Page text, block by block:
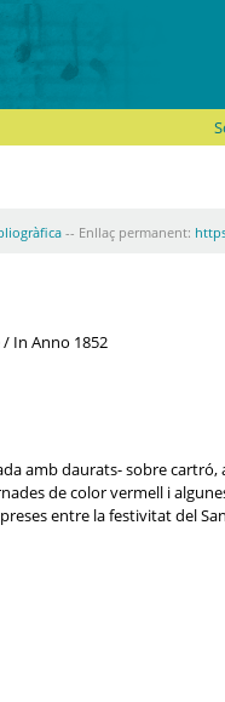
-- Enllaç permanent:
In Anno 1852
amb daurats- sobre cartró,
de color vermell i
entre la festivitat del